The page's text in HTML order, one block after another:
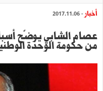
أخبار - 2017.11.06
عصام الشابي يوضّح
من حكومة الوحدة